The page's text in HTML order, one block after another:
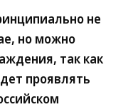
не
но можно
так как
проявлять